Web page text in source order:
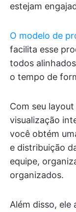
estejam
O modelo de
facilita esse
todos
o tempo de
Com seu
visualização
você obtém
e distribuição
equipe,
organizados.
Além disso, ele